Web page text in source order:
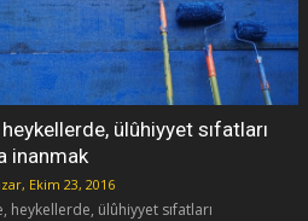
ülûhiyyet sıfatları
inanmak
Ekim 23, 2016
heykellerde, ülûhiyyet sıfatları